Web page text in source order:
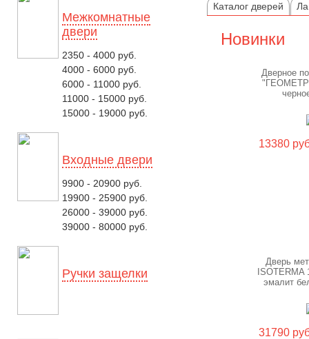
Межкомнатные
двери
2350 - 4000 руб.
4000 - 6000 руб.
6000 - 11000 руб.
11000 - 15000 руб.
15000 - 19000 руб.
Входные двери
9900 - 20900 руб.
19900 - 25900 руб.
26000 - 39000 руб.
39000 - 80000 руб.
Ручки защелки
Каталог дверей
Новинки
Дверное
13380
Дверь
ISOTERMA
эмалит
31790